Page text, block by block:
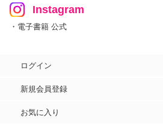
Instagram
・電子書籍 公式
ログイン
新規会員登録
お気に入り